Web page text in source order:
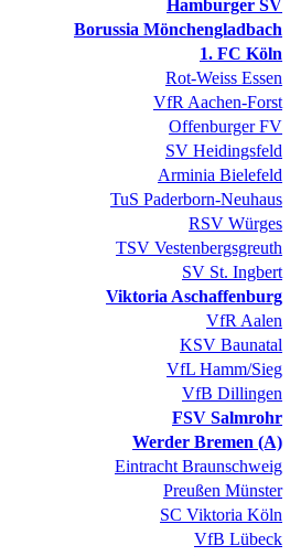
Hamburger SV
Borussia Mönchengladbach
1. FC Köln
Rot-Weiss Essen
VfR Aachen-Forst
Offenburger FV
SV Heidingsfeld
Arminia Bielefeld
TuS Paderborn-Neuhaus
RSV Würges
TSV Vestenbergsgreuth
SV St. Ingbert
Viktoria Aschaffenburg
VfR Aalen
KSV Baunatal
VfL Hamm/Sieg
VfB Dillingen
FSV Salmrohr
Werder Bremen (A)
Eintracht Braunschweig
Preußen Münster
SC Viktoria Köln
VfB Lübeck